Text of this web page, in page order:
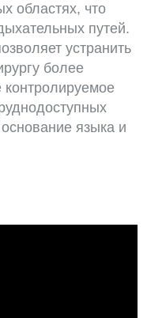
областях, что
путей.
устранить
более
основание языка и